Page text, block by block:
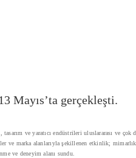
Mayıs’ta gerçekleşti.
tasarım ve yaratıcı endüstrileri uluslararası ve
ve marka alanlarıyla şekillenen etkinlik;
ve deneyim alanı sundu.